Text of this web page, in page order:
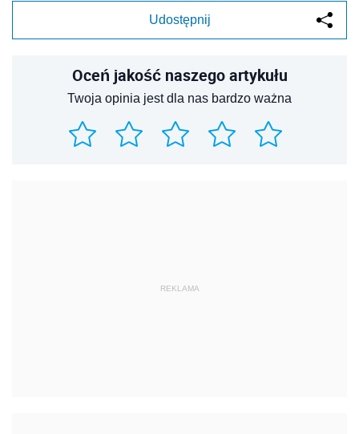
Udostępnij
Oceń jakość naszego artykułu
Twoja opinia jest dla nas bardzo ważna
REKLAMA